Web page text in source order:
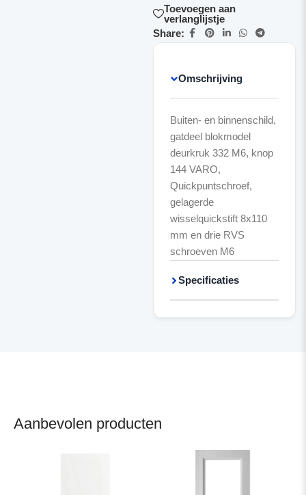
Toevoegen aan
verlanglijstje
Share:
Omschrijving
Buiten- en binnenschild,
gatdeel blokmodel
deurkruk 332 M6, knop
144 VARO,
Quickpuntschroef,
gelagerde
wisselquickstift 8x110
mm en drie RVS
schroeven M6
Specificaties
Aanbevolen producten